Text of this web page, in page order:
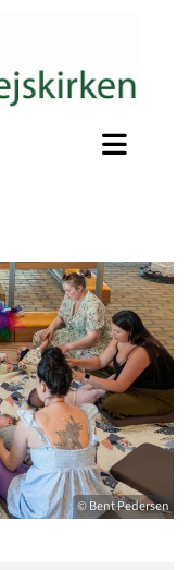
© Bent Pedersen